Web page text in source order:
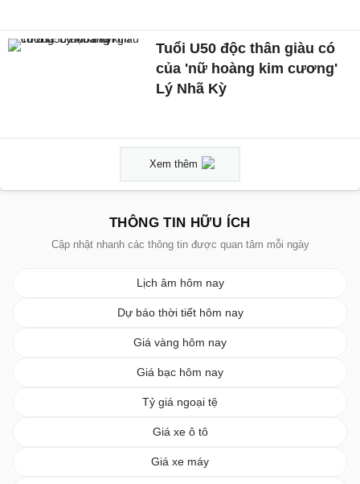
Tuổi U50 độc thân giàu có
của 'nữ hoàng kim cương'
Lý Nhã Kỳ
Xem thêm
THÔNG TIN HỮU ÍCH
Cập nhật nhanh các thông tin được quan tâm mỗi ngày
Lịch âm hôm nay
Dự báo thời tiết hôm nay
Giá vàng hôm nay
Giá bạc hôm nay
Tỷ giá ngoại tệ
Giá xe ô tô
Giá xe máy